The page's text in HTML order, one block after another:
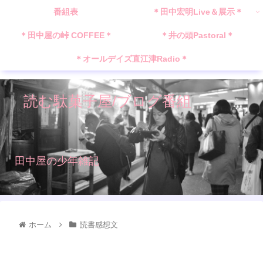
読む駄菓子屋/ブログ番組
田中屋の少年雑記
番組表 ＊田中宏明Live＆展示＊
＊田中屋の峠 COFFEE＊ ＊井の頭Pastoral＊
＊オールデイズ直江津Radio＊
ホーム 読書感想文